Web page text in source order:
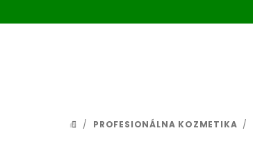
DOMOV
/ PROFESIONÁLNA KOZMETIKA /